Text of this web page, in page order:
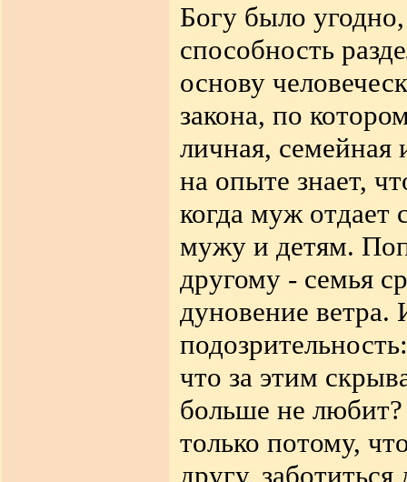
Богу было
способность
основу
закона, по
личная,
на опыте знает,
когда муж отдает
мужу и детям.
другому - семья
дуновение ветра.
что за этим
больше не
только потому,
другу,